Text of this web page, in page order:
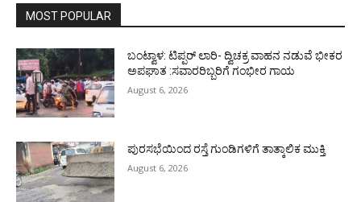
MOST POPULAR
ಬಂಟ್ವಾಳ: ಟಿಪ್ಪರ್ ಲಾರಿ- ದ್ವಿಚಕ್ರ ವಾಹನ ನಡುವೆ ಭೀಕರ
ಅಪಘಾತ :ಸವಾರರಿಬ್ಬರಿಗೆ ಗಂಭೀರ ಗಾಯ
August 6, 2026
ಪುರಸಭೆಯಿಂದ ರಸ್ತೆ ಗುಂಡಿಗಳಿಗೆ ತಾತ್ಕಾಲಿಕ ಮುಕ್ತಿ
August 6, 2026